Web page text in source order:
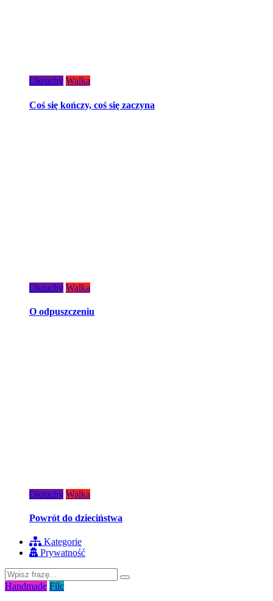
Okruchy Walka
Coś się kończy, coś się zaczyna
Okruchy Walka
O odpuszczeniu
Okruchy Walka
Powrót do dzieciństwa
Kategorie
Prywatność
Handmade Filc